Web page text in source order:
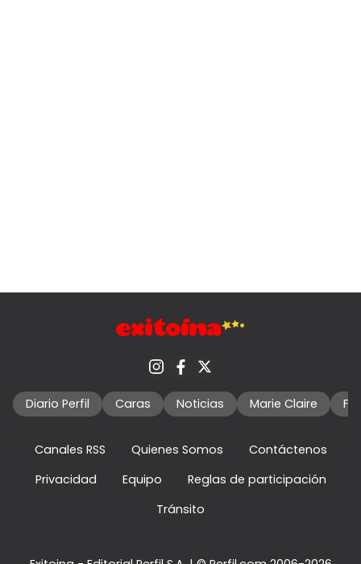
Diario Perfil Caras Noticias Marie Claire
Canales RSS Quienes Somos
Contáctenos
Privacidad
Equipo
Reglas de participación
Tránsito